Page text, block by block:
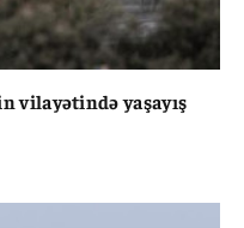
vilayətində yaşayış